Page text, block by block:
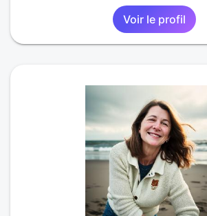
Voir le profil